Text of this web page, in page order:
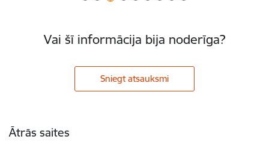
Vai šī informācija bija noderīga?
Sniegt atsauksmi
Ātrās saites